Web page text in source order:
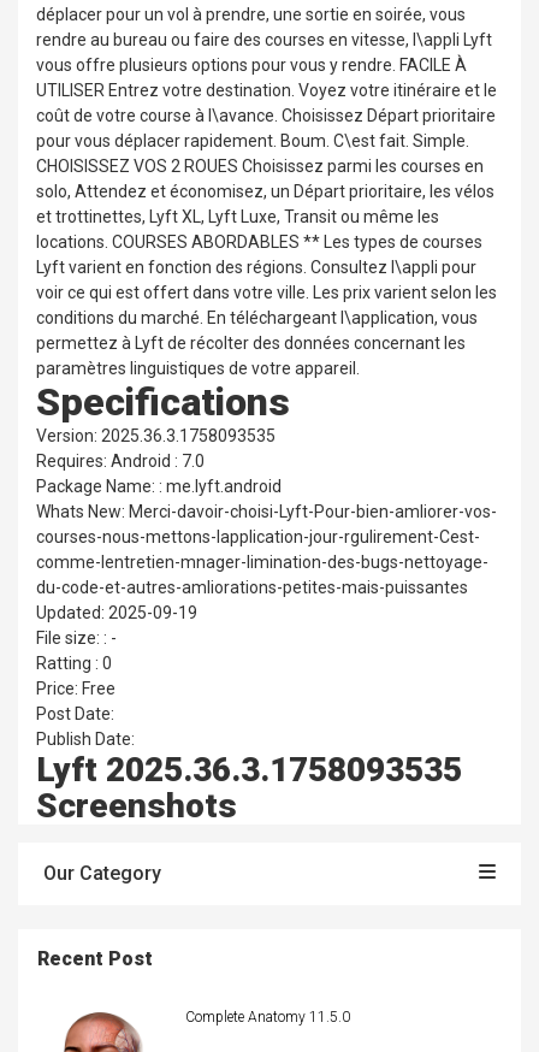
déplacer pour un vol à prendre, une sortie en soirée, vous
rendre au bureau ou faire des courses en vitesse, l\appli Lyft
vous offre plusieurs options pour vous y rendre. FACILE À
UTILISER Entrez votre destination. Voyez votre itinéraire et le
coût de votre course à l\avance. Choisissez Départ prioritaire
pour vous déplacer rapidement. Boum. C\est fait. Simple.
CHOISISSEZ VOS 2 ROUES Choisissez parmi les courses en
solo, Attendez et économisez, un Départ prioritaire, les vélos
et trottinettes, Lyft XL, Lyft Luxe, Transit ou même les
locations. COURSES ABORDABLES ** Les types de courses
Lyft varient en fonction des régions. Consultez l\appli pour
voir ce qui est offert dans votre ville. Les prix varient selon les
conditions du marché. En téléchargeant l\application, vous
permettez à Lyft de récolter des données concernant les
paramètres linguistiques de votre appareil.
Specifications
Version: 2025.36.3.1758093535
Requires: Android : 7.0
Package Name: : me.lyft.android
Whats New: Merci-davoir-choisi-Lyft-Pour-bien-amliorer-vos-
courses-nous-mettons-lapplication-jour-rgulirement-Cest-
comme-lentretien-mnager-limination-des-bugs-nettoyage-
du-code-et-autres-amliorations-petites-mais-puissantes
Updated: 2025-09-19
File size: : -
Ratting : 0
Price: Free
Post Date:
Publish Date:
Lyft 2025.36.3.1758093535
Screenshots
Our Category
Recent Post
Complete Anatomy 11.5.0